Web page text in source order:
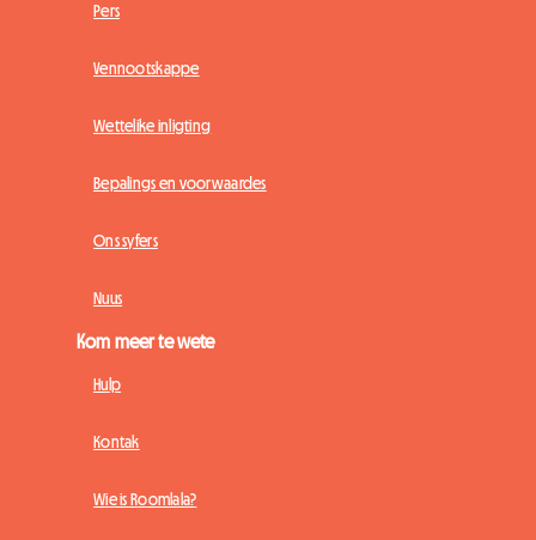
Pers
Vennootskappe
Wettelike inligting
Bepalings en voorwaardes
Ons syfers
Nuus
Kom meer te wete
Hulp
Kontak
Wie is Roomlala?